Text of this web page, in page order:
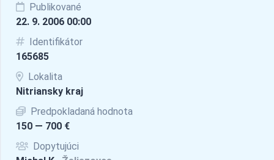
Publikované
22. 9. 2006 00:00
Identifikátor
165685
Lokalita
Nitriansky kraj
Predpokladaná hodnota
150 — 700 €
Dopytujúci